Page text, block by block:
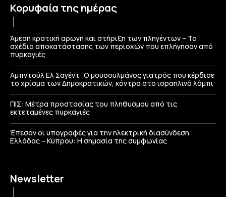
Κορυφαία της ημέρας
Άμεση κρατική αρωγή και στήριξη των πληγέντων – Το
σχέδιο αποκατάστασης των περιοχών που επλήγησαν από
πυρκαγιές
Αμπντούλ Ελ Σαγέντ: Ο μουσουλμάνος γιατρός που κέρδισε
το χρίσμα των Δημοκρατικών, κόντρα στο ισραηλινό λόμπι
ΠΙΣ: Μέτρα προστασίας του πληθυσμού από τις
εκτεταμένες πυρκαγιές
Έπεσαν οι υπογραφές για την ηλεκτρική διασύνδεση
Ελλάδας – Κύπρου: H σημασία της συμφωνίας
Newsletter